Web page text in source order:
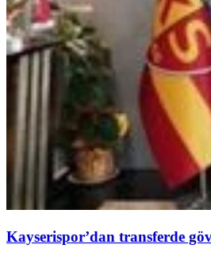
Kayserispor’dan transferde